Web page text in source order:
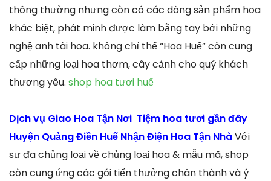
thông thường nhưng còn có các dòng sản phẩm hoa
khác biệt, phát minh được làm bằng tay bởi những
nghệ anh tài hoa. không chỉ thế “Hoa Huế” còn cung
cấp những loại hoa thơm, cây cảnh cho quý khách
thương yêu. shop hoa tươi huế
Dịch vụ Giao Hoa Tận Nơi Tiệm hoa tươi gần đây
Huyện Quảng Điền Huế Nhận Điện Hoa Tận NhàVới
sự đa chủng loại về chủng loại hoa & mẫu mã, shop
còn cung ứng các gói tiến thưởng chân thành và ý